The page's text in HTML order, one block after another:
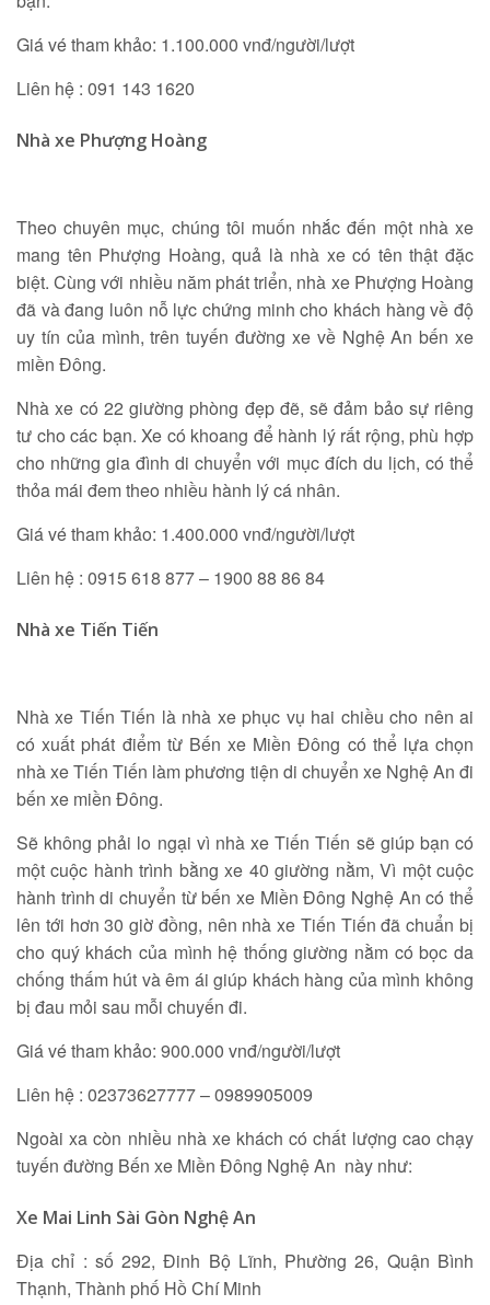
Giá vé tham khảo: 1.100.000 vnđ/người/lượt
Liên hệ : 091 143 1620
Nhà xe Phượng Hoàng
Theo chuyên mục, chúng tôi muốn nhắc đến một nhà xe
mang tên Phượng Hoàng, quả là nhà xe có tên thật đặc
biệt. Cùng với nhiều năm phát triển, nhà xe Phượng Hoàng
đã và đang luôn nỗ lực chứng minh cho khách hàng về độ
uy tín của mình, trên tuyến đường xe về Nghệ An bến xe
miền Đông.
Nhà xe có 22 giường phòng đẹp đẽ, sẽ đảm bảo sự riêng
tư cho các bạn. Xe có khoang để hành lý rất rộng, phù hợp
cho những gia đình di chuyển với mục đích du lịch, có thể
thỏa mái đem theo nhiều hành lý cá nhân.
Giá vé tham khảo: 1.400.000 vnđ/người/lượt
Liên hệ : 0915 618 877 – 1900 88 86 84
Nhà xe Tiến Tiến
Nhà xe Tiến Tiến là nhà xe phục vụ hai chiều cho nên ai
có xuất phát điểm từ Bến xe Miền Đông có thể lựa chọn
nhà xe Tiến Tiến làm phương tiện di chuyển xe Nghệ An đi
bến xe miền Đông.
Sẽ không phải lo ngại vì nhà xe Tiến Tiến sẽ giúp bạn có
một cuộc hành trình bằng xe 40 giường nằm, Vì một cuộc
hành trình di chuyển từ bến xe Miền Đông Nghệ An có thể
lên tới hơn 30 giờ đồng, nên nhà xe Tiến Tiến đã chuẩn bị
cho quý khách của mình hệ thống giường nằm có bọc da
chống thấm hút và êm ái giúp khách hàng của mình không
bị đau mỏi sau mỗi chuyến đi.
Giá vé tham khảo: 900.000 vnđ/người/lượt
Liên hệ : 02373627777 – 0989905009
Ngoài xa còn nhiều nhà xe khách có chất lượng cao chạy
tuyến đường Bến xe Miền Đông Nghệ An này như:
Xe Mai Linh Sài Gòn Nghệ An
Địa chỉ : số 292, Đinh Bộ Lĩnh, Phường 26, Quận Bình
Thạnh, Thành phố Hồ Chí Minh